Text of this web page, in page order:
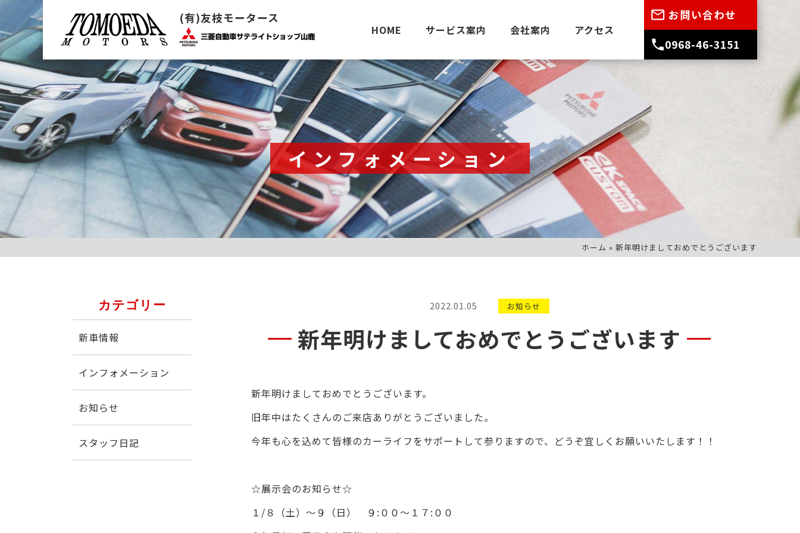
(有)友枝モータース
HOME サービス案内 会社案内 アクセス
お問い合わせ
0968-46-3151
インフォメーション
ホーム » 新年明けましておめでとうございます
2022.01.05 お知らせ
新年明けましておめでとうございます
新年明けましておめでとうございます。
旧年中はたくさんのご来店ありがとうございました。
今年も心を込めて皆様のカーライフをサポートして参りますので、どうぞ宜しくお願いいたします！！
☆展示会のお知らせ☆
１ /８（土）～９（日） ９ : ００～１７ : ００
カテゴリー
新車情報
インフォメーション
お知らせ
スタッフ日記